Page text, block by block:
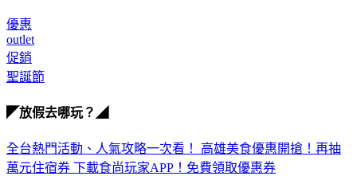
優惠
outlet
促銷
聖誕節
◤放假去哪玩？◢
全台熱門活動、人氣攻略一次看！ 高雄美食優惠開搶！再抽
萬元住宿券 下載食尚玩家APP！免費領取優惠券